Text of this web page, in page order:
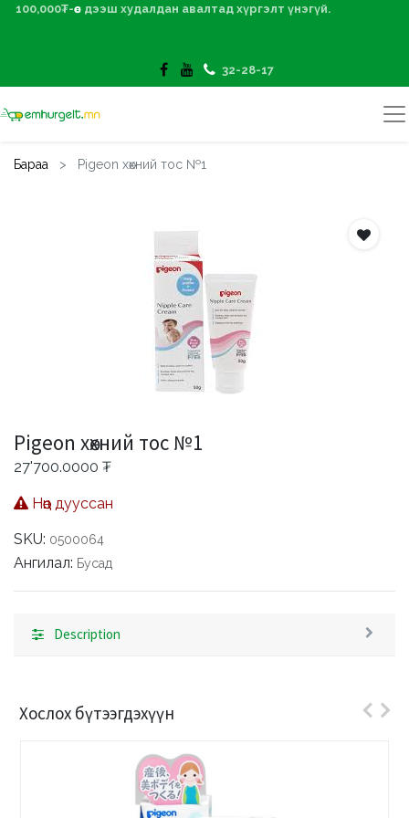
100,000₮-өөс дээш худалдан авалтад хүргэлт үнэгүй.
32-28-17
Бараа Pigeon хөхний тос №1
Pigeon хөхний тос №1
27'700.0000 ₮
Нөөц дууссан
SKU: 0500064
Ангилал: Бусад
Description
Хослох бүтээгдэхүүн